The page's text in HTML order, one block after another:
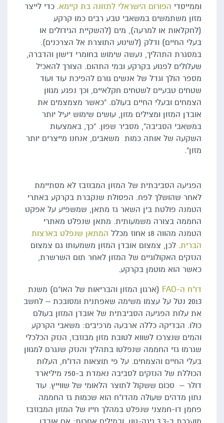
וממייסדי הפורום הישראלי לתזונה בת קיימא. כדי לייצר
מזון משתמשים במשאבי טבע רבים כמו קרקע
(לחקלאות או למרעה), מים (להשקיית הגידולים או
בעלי החיים) ודלק (לשינוע התוצרת אל הצרכנים).
במסגרת התהליך, נעשה שימוש בחומרי דישון והדברה,
שעלולים לפגוע בקרקע ובמי התהום. הצורך להאכיל
מספר הולך וגדל של אנשים גורם להפיכת עוד ועוד
שטחים טבעיים לשטחים חקלאיים, וכך נפגע מגוון
הצמחים ובעלי החיים בעולם. "כאשר מצמצמים את
אובדן המזון ומצילים מזון, עושים שימוש יעיל יותר
במשאבי הסביבה", מסביר שפון. "כך, באמצעות
השקעה של אותה כמות משאבים, אנחנו מייצרים יותר
מזון".
הפגיעה הסביבתית של המזון המבוזבז לא מסתיימת
לאחר שהושלך לפח. הפסולת שנקברת בקרקע באתרי
הטמנה פולטת בין השאר גז מתאן, שמשפיע על אפקט
החממה בצורה משמעותית. מתאן שנפלט מאתרי
הטמנה מהווה 18 אחוז מכלל
המתאן שנפלט בארצות
הברית. לכן, צמצום אובדן המזון משמעותו גם צמצום
הנזקים האקולוגיים של המזון לאחר תום השרשרת,
כאשר הוא מוטמן בקרקע.
דו"ח ה-FAO
(ארגון המזון והבריאות של האו"ם) משנת
2013 נטל על עצמו משימה שאפתנית ומסובכת – לחשב
את עלות הפגיעה הסביבתית של אובדן המזון בעולם
כולו. הבדיקה כללה ארבעה מרכיבים: משאבי הקרקע
והמים שנצרכו לשווא לטובת מזון מבוזבז, הנזק הכלכלי
שגרמו גזי החממה שנפלטו בתהליך והנזק שנגרם למגוון
בעלי החיים והצמחים. על פי תוצאות הדו"ח, העלות
הכוללת של הנזקים לסביבה נאמדת ב-750 מיליארד
דולר – סכום ששקול לתוצר הלאומי של שווייץ. עוד
נתון מדהים שעולה מהדו"ח הוא שכמות גז החממה
פחמן דו-חמצני שנפלט במהלך חייו של המזון המבוזבז